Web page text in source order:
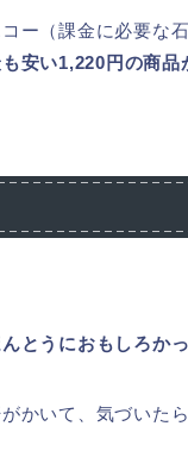
ー（課金に必要な石
安い1,220円の商品
とうにおもしろか
かいて、気づいた